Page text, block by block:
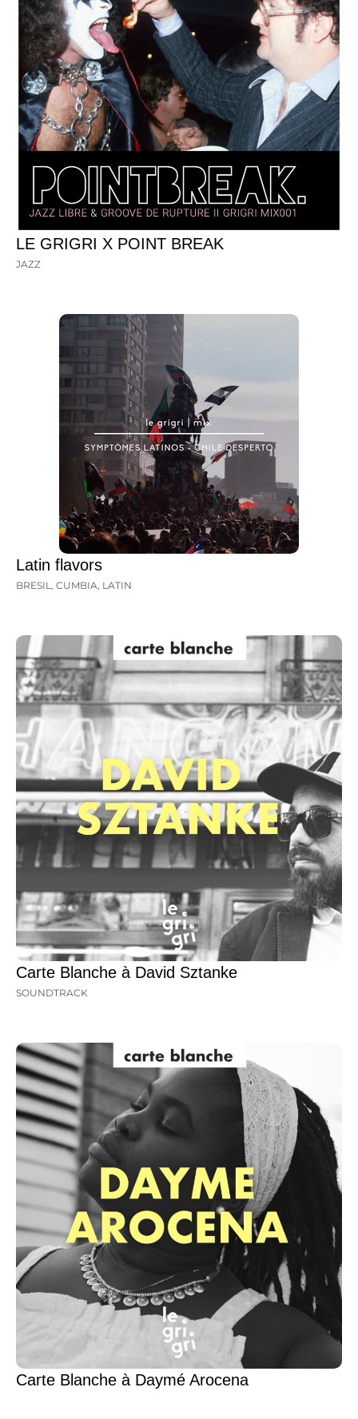
LE GRIGRI X POINT BREAK
JAZZ
Latin flavors
BRESIL, CUMBIA, LATIN
Carte Blanche à David Sztanke
SOUNDTRACK
Carte Blanche à Daymé Arocena